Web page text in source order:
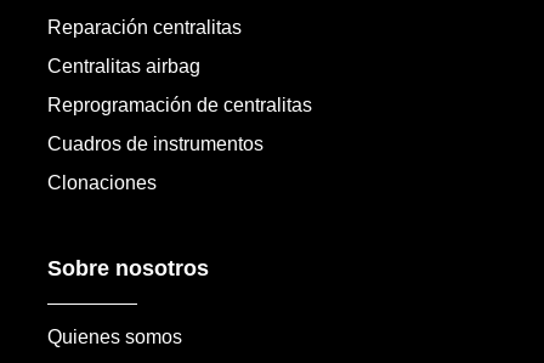
Reparación centralitas
Centralitas airbag
Reprogramación de centralitas
Cuadros de instrumentos
Clonaciones
Sobre nosotros
Quienes somos